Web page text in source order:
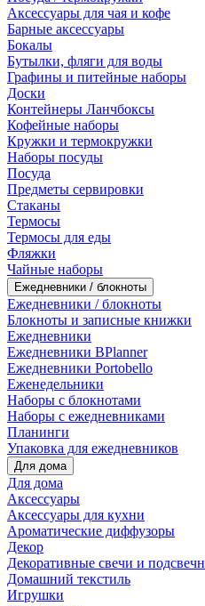
Аксессуары для чая и кофе
Барные аксессуары
Бокалы
Бутылки, фляги для воды
Графины и питейные наборы
Доски
Контейнеры Ланчбоксы
Кофейные наборы
Кружки и термокружки
Наборы посуды
Посуда
Предметы сервировки
Стаканы
Термосы
Термосы для еды
Фляжки
Чайные наборы
Ежедневники / блокноты
Ежедневники / блокноты
Блокноты и записные книжки
Ежедневники
Ежедневники BPlanner
Ежедневники Portobello
Еженедельники
Наборы с блокнотами
Наборы с ежедневниками
Планинги
Упаковка для ежедневников
Для дома
Для дома
Аксессуары
Аксессуары для кухни
Ароматические диффузоры
Декор
Декоративные свечи и
Домашний текстиль
Игрушки